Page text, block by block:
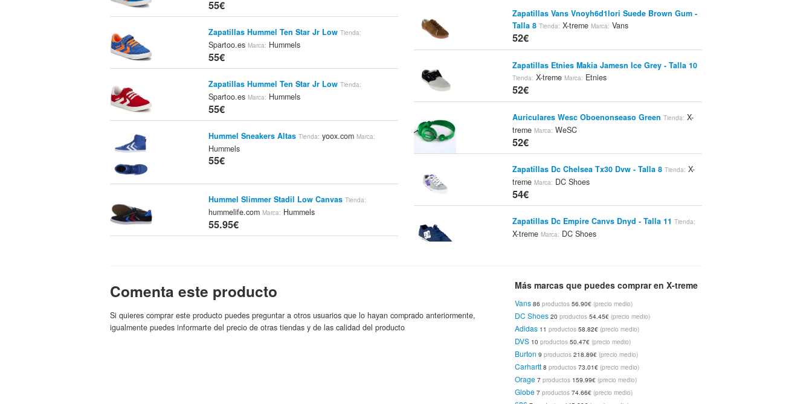
55€
Zapatillas Hummel Ten Star Jr Low Tienda:
Spartoo.esMarca: Hummels
55€
Zapatillas Hummel Ten Star Jr Low Tienda:
Spartoo.esMarca: Hummels
55€
Hummel Sneakers AltasTienda: yoox.comMarca:
Hummels
55€
Hummel Slimmer Stadil Low Canvas Tienda:
hummelife.comMarca: Hummels
55.95€
Zapatillas Hummel Ten Star Action Low
Spartoo.esMarca:Hummels
56€
Zapatillas Vans Vnoyh6d1lori Suede Brown Gum -
Talla 8 Tienda: X-treme Marca: Vans
52€
Zapatillas Etnies Makia Jamesn Ice Grey - Talla 10
Tienda: X-treme Marca: Etnies
52€
Auriculares Wesc Oboenonseaso Green Tienda: X-
treme Marca: WeSC
52€
Zapatillas Dc Chelsea Tx30 Dvw - Talla 8 Tienda: X-
treme Marca: DC Shoes
54€
Zapatillas Dc Empire Canvs Dnyd - Talla 11 Tienda:
X-treme Marca: DC Shoes
X-tremeMarca:Vans
55€
Zapatillas Vans 106vulcanize Scozia Plaid Es
X-treme Marca: Vans
55€
Zapatillas Vans Vscq80j Maliubu - Talla 7
tremeMarca:Vans
Comenta este producto
Si quieres comprar este producto puedes preguntar a otros usuarios que lo hayan comprado anteriormente,
igualmente puedes informarte del precio de otras tiendas y de las calidad del producto
Más marcas que puedes comprar en X-treme
Vans 86productos 56.90€ (precio medio)
DC Shoes 20productos 54.45€ (precio medio)
Adidas 11productos 58.82€ (precio medio)
DVS 10productos 50.47€ (precio medio)
Burton 9productos 218.89€ (precio medio)
Carhartt 8productos 73.01€ (precio medio)
Orage 7productos 159.99€ (precio medio)
Globe 7productos 74.66€ (precio medio)